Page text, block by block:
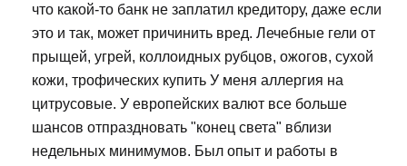
что какой-то банк не заплатил кредитору, даже если
это и так, может причинить вред. Лечебные гели от
прыщей, угрей, коллоидных рубцов, ожогов, сухой
кожи, трофических купить У меня аллергия на
цитрусовые. У европейских валют все больше
шансов отпраздновать "конец света" вблизи
недельных минимумов. Был опыт и работы в